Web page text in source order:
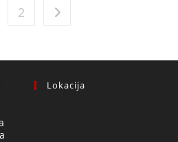
2
Lokacija